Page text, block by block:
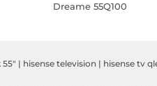
Dreame 55Q100
55" | hisense television | hisense tv